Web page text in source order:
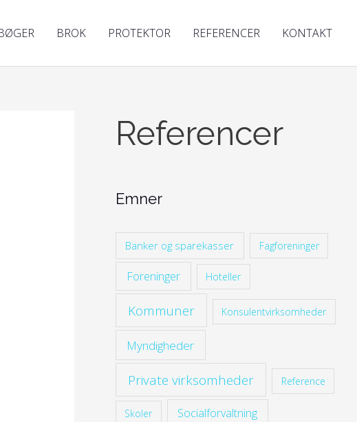
BROK PROTEKTOR REFERENCER KONTAKT
Referencer
Emner
Banker og sparekasser Fagforeninger
Foreninger Hoteller
Kommuner Konsulentvirksomheder
Myndigheder
Private virksomheder Reference
Skoler Socialforvaltning